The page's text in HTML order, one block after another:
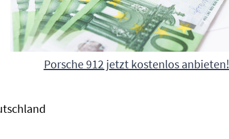
Porsche 912 jetzt kostenlos anbieten!